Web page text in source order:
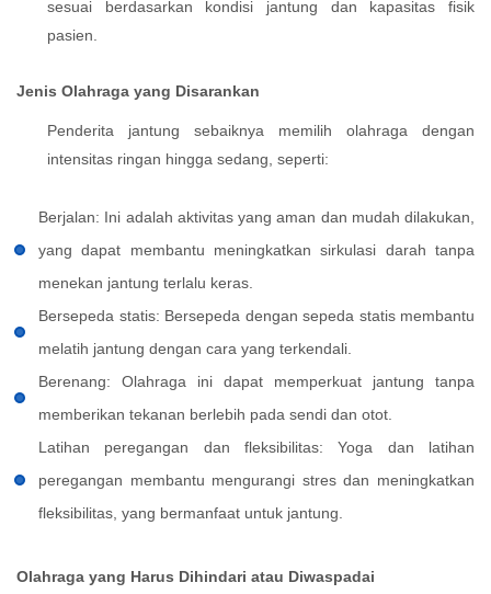
sesuai berdasarkan kondisi jantung dan kapasitas fisik
pasien.
Jenis Olahraga yang Disarankan
Penderita jantung sebaiknya memilih olahraga dengan
intensitas ringan hingga sedang, seperti:
Berjalan: Ini adalah aktivitas yang aman dan mudah dilakukan,
yang dapat membantu meningkatkan sirkulasi darah tanpa
menekan jantung terlalu keras.
Bersepeda statis: Bersepeda dengan sepeda statis membantu
melatih jantung dengan cara yang terkendali.
Berenang: Olahraga ini dapat memperkuat jantung tanpa
memberikan tekanan berlebih pada sendi dan otot.
Latihan peregangan dan fleksibilitas: Yoga dan latihan
peregangan membantu mengurangi stres dan meningkatkan
fleksibilitas, yang bermanfaat untuk jantung.
Olahraga yang Harus Dihindari atau Diwaspadai